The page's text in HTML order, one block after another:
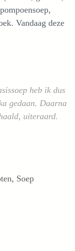
Vandaag deze
heb ik dus
gedaan. Daarna
uiteraard.
, Soep